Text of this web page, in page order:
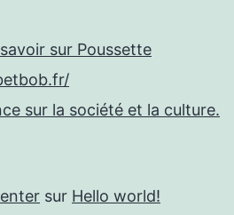
sur Poussette
sur la société et la culture.
sur Hello world!